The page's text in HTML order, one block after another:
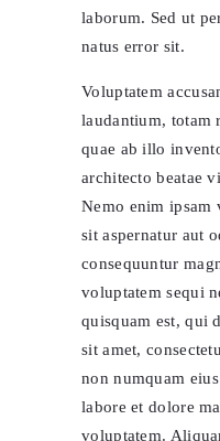
laborum. Sed ut
natus error sit.
Voluptatem
laudantium, totam
quae ab illo
architecto beatae
Nemo enim ipsam
sit aspernatur aut
consequuntur
voluptatem sequi
quisquam est, qui
sit amet,
non numquam
labore et dolore
voluptatem.